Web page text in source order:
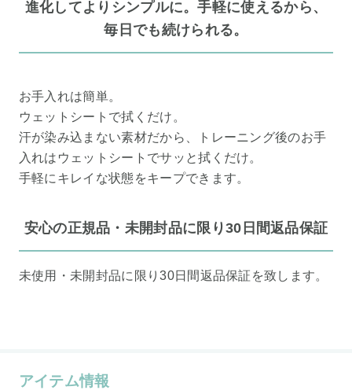
進化してよりシンプルに。手軽に使えるから、
毎日でも続けられる。
お手入れは簡単。
ウェットシートで拭くだけ。
汗が染み込まない素材だから、トレーニング後のお手
入れはウェットシートでサッと拭くだけ。
手軽にキレイな状態をキープできます。
安心の正規品・未開封品に限り30日間返品保証
未使用・未開封品に限り30日間返品保証を致します。
アイテム情報